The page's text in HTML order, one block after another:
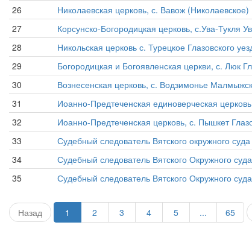
26 Николаевская церковь, с. Вавож
27
Корсунско-Богородицкая церковь, с.Ува-Тукля
28
Никольская церковь с. Турецкое Глазовского
29
Богородицкая и Богоявленская церкви, с. Люк
30
Вознесенская церковь, с. Водзимонье
31
Иоанно-Предтеченская единоверческая
32
Иоанно-Предтеченская церковь, с. Пышкет
33
Судебный следователь Вятского окружного
34
Судебный следователь Вятского Окружного
35
Судебный следователь Вятского Окружного
Назад 1 2 3 4 5 ... 65